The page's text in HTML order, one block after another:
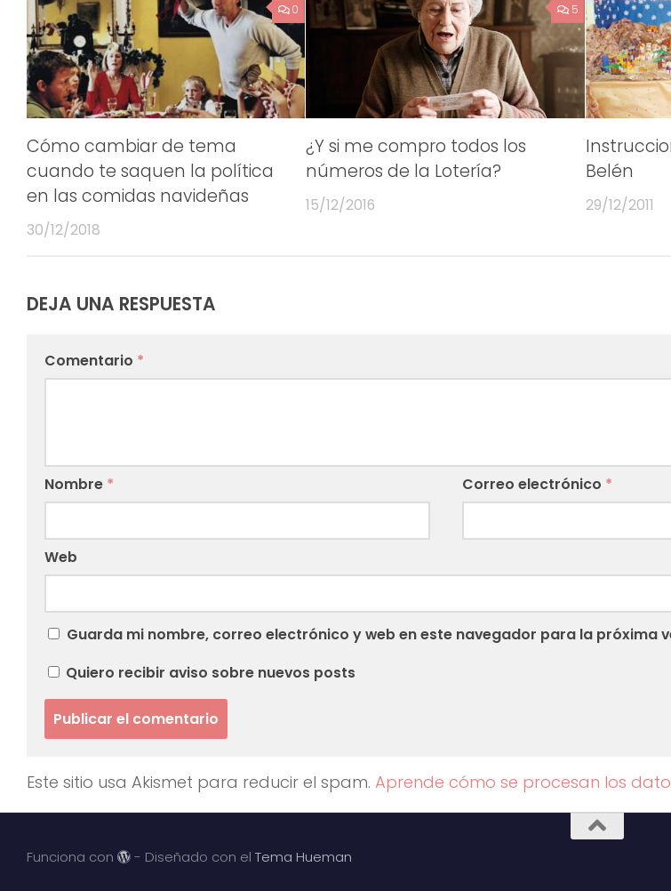
0
Cómo cambiar de tema
cuando te saquen la política
en las comidas navideñas
30/12/2018
5
¿Y si me compro todos los
números de la Lotería?
15/12/2016
Belén
29/12/2011
DEJA UNA RESPUESTA
Comentario *
Nombre * Correo electrónico *
Web
Guarda mi nombre, correo electrónico y web en este navegador para la próxima
Quiero recibir aviso sobre nuevos posts
Este sitio usa Akismet para reducir el spam. Aprende cómo se procesan los
Funciona con - Diseñado con el Tema Hueman